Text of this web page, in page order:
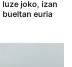
luze joko, izan
euria